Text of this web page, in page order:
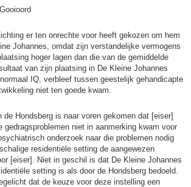
er ten onrechte voor heeft gekozen om hem
Johannes, omdat zijn verstandelijke vermogens
hoger lagen dan die van de gemiddelde
van zijn plaatsing in De Kleine Johannes
IQ, verbleef tussen geestelijk gehandicapte
niet ten goede kwam.
de Hondsberg is naar voren gekomen dat [eiser]
gedragsproblemen niet in aanmerking kwam voor
onderzoek naar die problemen nodig
residentiële setting de aangewezen
[eiser]. Niet in geschil is dat De Kleine Johannes
setting is als door de Hondsberg bedoeld.
dat de keuze voor deze instelling een